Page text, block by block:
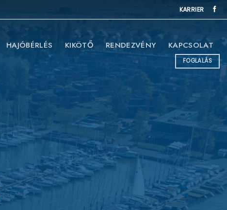
KARRIER
HAJÓBÉRLÉS KIKÖTŐ RENDEZVÉNY KAPCSOLAT
FOGLALÁS